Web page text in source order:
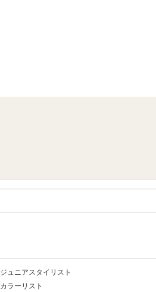
ジュニアスタイリスト
カラーリスト